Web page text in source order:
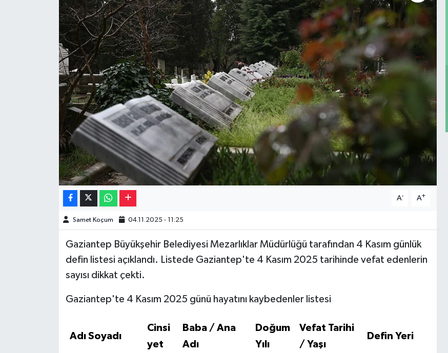
A- A+
Samet Koçum 04.11.2025 - 11:25
Gaziantep Büyükşehir Belediyesi Mezarlıklar Müdürlüğü tarafından 4 Kasım günlük
defin listesi açıklandı. Listede Gaziantep'te 4 Kasım 2025 tarihinde vefat edenlerin
sayısı dikkat çekti.
Gaziantep'te 4 Kasım 2025 günü hayatını kaybedenler listesi
Adı Soyadı
Cinsi
yet
Baba / Ana
Adı
Doğum
Yılı
Vefat Tarihi
/ Yaşı
Defin Yeri
Resmi İlanlar
Sinemalar